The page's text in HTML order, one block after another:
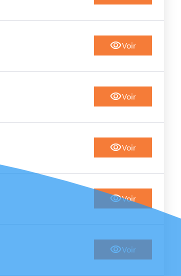
Voir
Voir
Voir
Voir
Voir